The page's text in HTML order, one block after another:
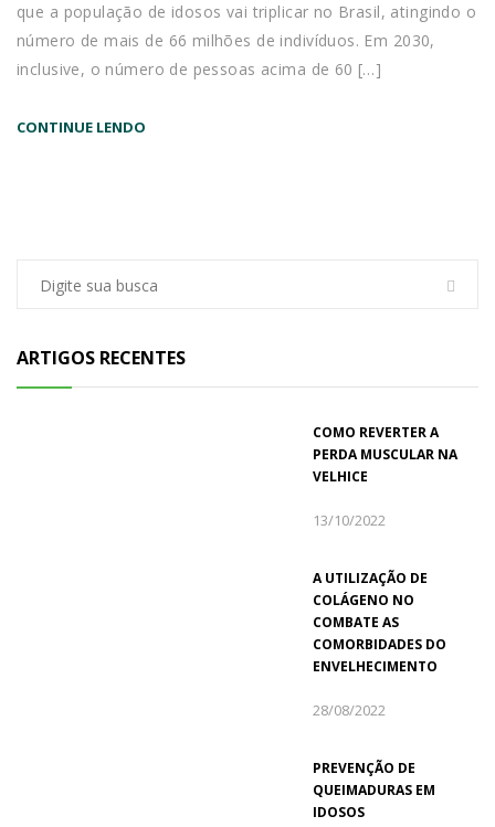
que a população de idosos vai triplicar no Brasil, atingindo o
número de mais de 66 milhões de indivíduos. Em 2030,
inclusive, o número de pessoas acima de 60 […]
CONTINUE LENDO
ARTIGOS RECENTES
COMO REVERTER A
PERDA MUSCULAR NA
VELHICE
13/10/2022
A UTILIZAÇÃO DE
COLÁGENO NO
COMBATE AS
COMORBIDADES DO
ENVELHECIMENTO
28/08/2022
PREVENÇÃO DE
QUEIMADURAS EM
IDOSOS